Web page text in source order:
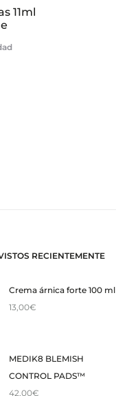
11ml
RECIENTEMENTE
Crema árnica forte 100 ml
13,00€
MEDIK8 BLEMISH
CONTROL PADS™
42,00€